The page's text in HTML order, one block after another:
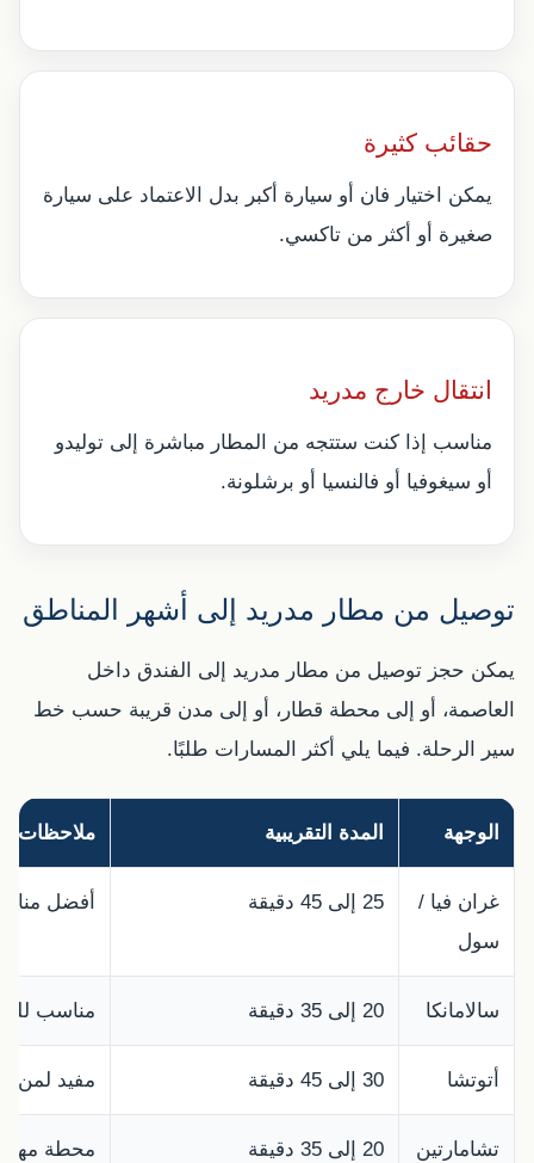
حقائب كثيرة
يمكن اختيار فان أو سيارة أكبر بدل الاعتماد على سيارة
صغيرة أو أكثر من تاكسي.
انتقال خارج مدريد
مناسب إذا كنت ستتجه من المطار مباشرة إلى توليدو
أو سيغوفيا أو فالنسيا أو برشلونة.
توصيل من مطار مدريد إلى أشهر المناطق
يمكن حجز توصيل من مطار مدريد إلى الفندق داخل
العاصمة، أو إلى محطة قطار، أو إلى مدن قريبة حسب خط
سير الرحلة. فيما يلي أكثر المسارات طلبًا.
الوجهة المدة التقريبية ملاحظات
غران فيا /
سول
25 إلى 45 دقيقة أفضل
سالامانكا 20 إلى 35 دقيقة مناسب
أتوتشا 30 إلى 45 دقيقة مفيد لمن
تشامارتين 20 إلى 35 دقيقة محطة